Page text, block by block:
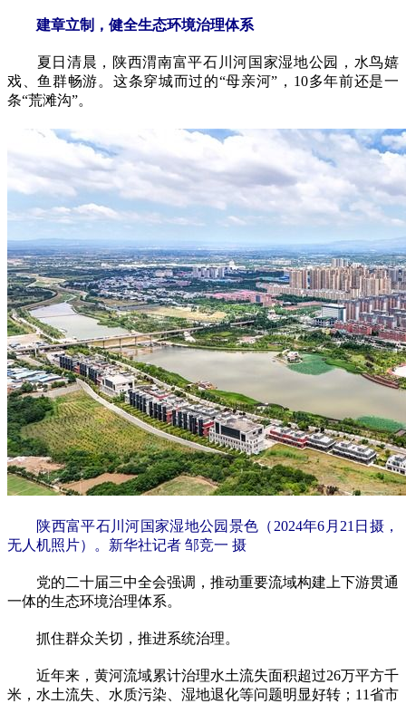
建章立制，健全生态环境治理体系
夏日清晨，陕西渭南富平石川河国家湿地公园，水鸟嬉
戏、鱼群畅游。这条穿城而过的“母亲河”，10多年前还是一
条“荒滩沟”。
陕西富平石川河国家湿地公园景色（2024年6月21日摄，
无人机照片）。新华社记者 邹竞一 摄
党的二十届三中全会强调，推动重要流域构建上下游贯通
一体的生态环境治理体系。
抓住群众关切，推进系统治理。
近年来，黄河流域累计治理水土流失面积超过26万平方千
米，水土流失、水质污染、湿地退化等问题明显好转；11省市